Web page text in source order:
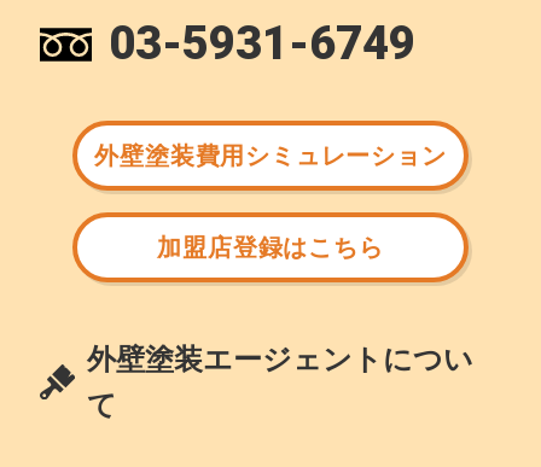
03-5931-6749
外壁塗装費用シミュレーション
加盟店登録はこちら
外壁塗装エージェントについ
て